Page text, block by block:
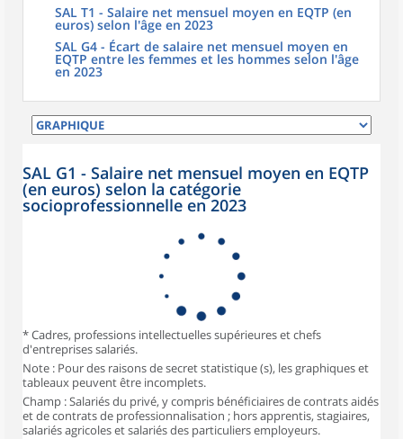
SAL T1 - Salaire net mensuel moyen en EQTP (en
euros) selon l'âge en 2023
SAL G4 - Écart de salaire net mensuel moyen en
EQTP entre les femmes et les hommes selon l'âge
en 2023
SAL G1 - Salaire net mensuel moyen en EQTP
(en euros) selon la catégorie
socioprofessionnelle en 2023
* Cadres, professions intellectuelles supérieures et chefs
d'entreprises salariés.
Note : Pour des raisons de secret statistique (s), les graphiques et
tableaux peuvent être incomplets.
Champ : Salariés du privé, y compris bénéficiaires de contrats aidés
et de contrats de professionnalisation ; hors apprentis, stagiaires,
salariés agricoles et salariés des particuliers employeurs.